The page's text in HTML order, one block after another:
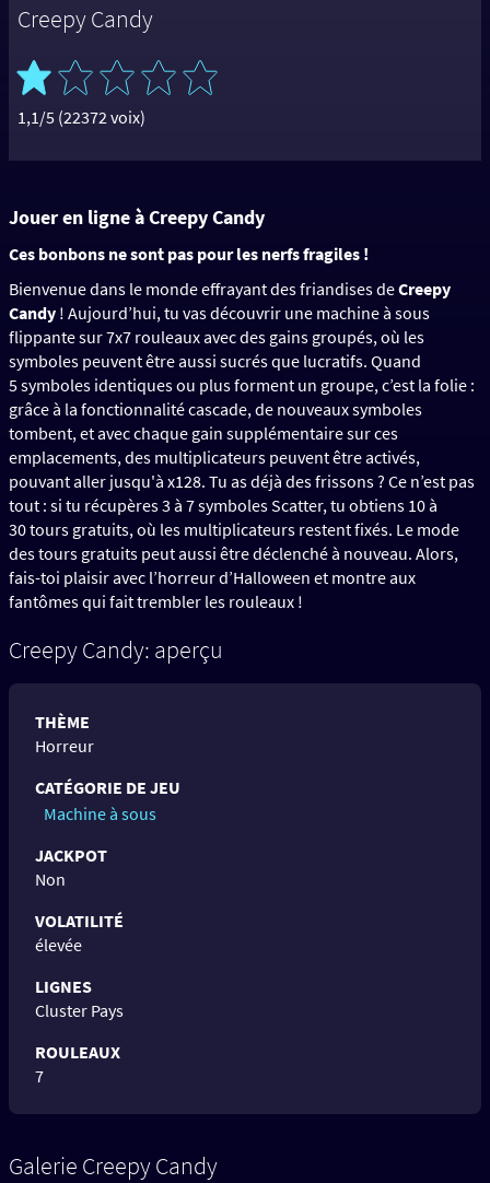
Creepy Candy
1,1/5 (22372 voix)
Jouer en ligne à Creepy Candy
Ces bonbons ne sont pas pour les nerfs fragiles !
Bienvenue dans le monde effrayant des friandises deCreepy
Candy ! Aujourd’hui, tu vas découvrir une machine à sous
flippante sur 7x7 rouleaux avec des gains groupés, où les
symboles peuvent être aussi sucrés que lucratifs. Quand
5 symboles identiques ou plus forment un groupe, c’est la folie :
grâce à la fonctionnalité cascade, de nouveaux symboles
tombent, et avec chaque gain supplémentaire sur ces
emplacements, des multiplicateurs peuvent être activés,
pouvant aller jusqu'à x128. Tu as déjà des frissons ? Ce n’est pas
tout : si tu récupères 3 à 7 symboles Scatter, tu obtiens 10 à
30 tours gratuits, où les multiplicateurs restent fixés. Le mode
des tours gratuits peut aussi être déclenché à nouveau. Alors,
fais-toi plaisir avec l’horreur d’Halloween et montre aux
fantômes qui fait trembler les rouleaux !
Creepy Candy: aperçu
THÈME
Horreur
CATÉGORIE DE JEU
Machine à sous
JACKPOT
Non
VOLATILITÉ
élevée
LIGNES
Cluster Pays
ROULEAUX
7
Galerie Creepy Candy